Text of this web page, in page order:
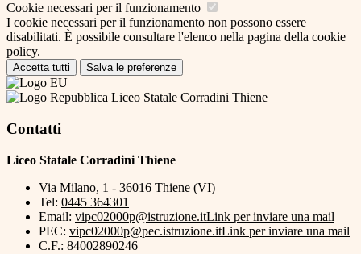
Cookie necessari per il funzionamento
I cookie necessari per il funzionamento non possono essere
disabilitati. È possibile consultare l'elenco nella pagina della cookie
policy.
Accetta tutti Salva le preferenze
Liceo Statale Corradini Thiene
Contatti
Liceo Statale Corradini Thiene
Via Milano, 1 - 36016 Thiene (VI)
Tel: 0445 364301
Email: vipc02000p@istruzione.itLink per inviare una mail
PEC: vipc02000p@pec.istruzione.itLink per inviare una mail
C.F.: 84002890246